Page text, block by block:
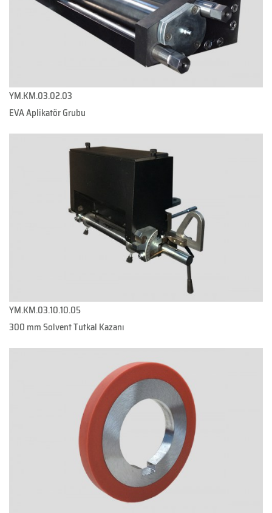
YM.KM.03.02.03
EVA Aplikatör Grubu
YM.KM.03.10.10.05
300 mm Solvent Tutkal Kazanı